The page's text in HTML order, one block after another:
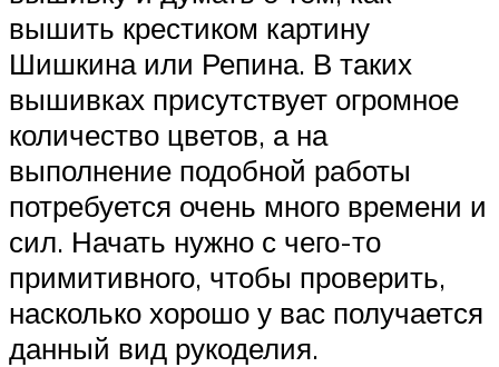
вышить крестиком картину
Шишкина или Репина. В таких
вышивках присутствует огромное
количество цветов, а на
выполнение подобной работы
потребуется очень много времени и
сил. Начать нужно с чего-то
примитивного, чтобы проверить,
насколько хорошо у вас получается
данный вид рукоделия.